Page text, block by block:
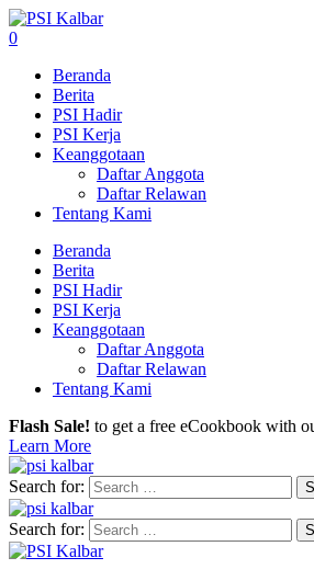
0
Beranda
Berita
PSI Hadir
PSI Kerja
Keanggotaan
Daftar Anggota
Daftar Relawan
Tentang Kami
Beranda
Berita
PSI Hadir
PSI Kerja
Keanggotaan
Daftar Anggota
Daftar Relawan
Tentang Kami
Flash Sale! to get a free eCookbook with
Learn More
Search for:
Search for: